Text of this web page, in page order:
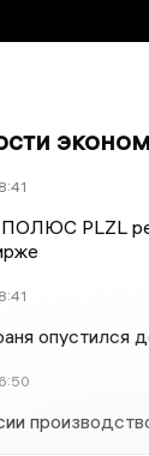
ПОЛЮС PLZL
опустился